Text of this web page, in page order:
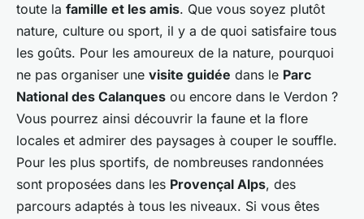
toute la famille et les amis. Que vous soyez plutôt
nature, culture ou sport, il y a de quoi satisfaire tous
les goûts. Pour les amoureux de la nature, pourquoi
ne pas organiser une visite guidée dans le Parc
National des Calanques ou encore dans le Verdon ?
Vous pourrez ainsi découvrir la faune et la flore
locales et admirer des paysages à couper le souffle.
Pour les plus sportifs, de nombreuses randonnées
sont proposées dans les Provençal Alps, des
parcours adaptés à tous les niveaux. Si vous êtes